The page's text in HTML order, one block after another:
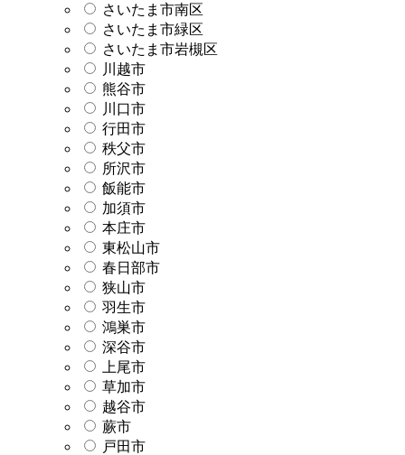
さいたま市南区
さいたま市緑区
さいたま市岩槻区
川越市
熊谷市
川口市
行田市
秩父市
所沢市
飯能市
加須市
本庄市
東松山市
春日部市
狭山市
羽生市
鴻巣市
深谷市
上尾市
草加市
越谷市
蕨市
戸田市